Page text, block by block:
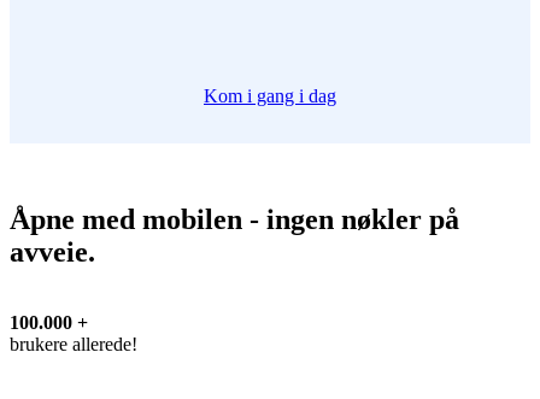
Kom i gang i dag
Åpne med mobilen - ingen nøkler på
avveie.
100.000 +
brukere allerede!